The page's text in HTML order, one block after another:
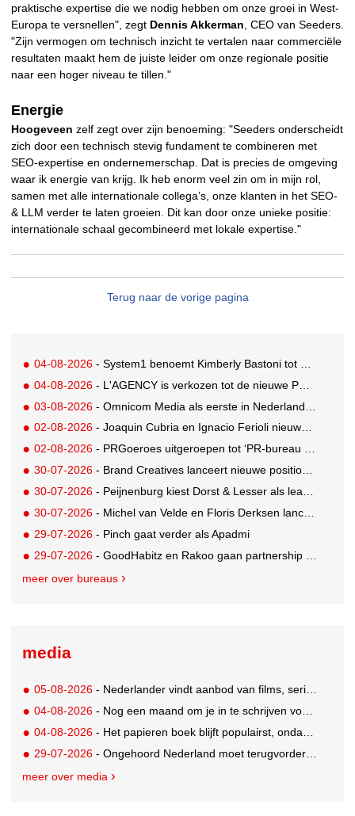
praktische expertise die we nodig hebben om onze groei in West-
Europa te versnellen", zegt Dennis Akkerman , CEO van Seeders.
"Zijn vermogen om technisch inzicht te vertalen naar commerciële
resultaten maakt hem de juiste leider om onze regionale positie
naar een hoger niveau te tillen."
Energie
Hoogeveen zelf zegt over zijn benoeming: "Seeders onderscheidt
zich door een technisch stevig fundament te combineren met
SEO-expertise en ondernemerschap. Dat is precies de omgeving
waar ik energie van krijg. Ik heb enorm veel zin om in mijn rol,
samen met alle internationale collega’s, onze klanten in het SEO-
& LLM verder te laten groeien. Dit kan door onze unieke positie:
internationale schaal gecombineerd met lokale expertise."
Terug naar de vorige pagina
04-08-2026 - System1 benoemt Kimberly Bastoni tot Gobal Chief Commercial Officer
04-08-2026 - L'AGENCY is verkozen tot de nieuwe PR-partner van KoRo
03-08-2026 - Omnicom Media als eerste in Nederland actief met advertenties in ChatGPT
02-08-2026 - Joaquin Cubria en Ignacio Ferioli nieuwe Global CCO’s GUT, Renata Neumann Global Head of Production
02-08-2026 - PRGoeroes uitgeroepen tot ‘PR-bureau van het jaar 2026’
30-07-2026 - Brand Creatives lanceert nieuwe positionering: Create to Celebrate
30-07-2026 - Peijnenburg kiest Dorst & Lesser als lead social agency
30-07-2026 - Michel van Velde en Floris Derksen lanceren I.C.Y. group: drie specialistische bureaus, één visie op groei
29-07-2026 - Pinch gaat verder als Apadmi
29-07-2026 - GoodHabitz en Rakoo gaan partnership aan voor geïntegreerde talentontwikkeling
meer over bureaus
media
05-08-2026 - Nederlander vindt aanbod van films, series en sport vaak versnipperd
04-08-2026 - Nog een maand om je in te schrijven voor de Mercurs 2026
04-08-2026 - Het papieren boek blijft populairst, ondanks digitale alternatieven
29-07-2026 - Ongehoord Nederland moet terugvordering betalen aan Commissariaat voor de Media
meer over media